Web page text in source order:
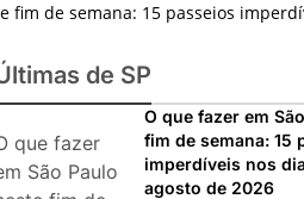
fim de semana: 15 passeios
o Bixiga em um pedaço da Itália
de 2026: festas italianas,
imperdíveis
25 e 26 de julho: festas, shows,
de SP
que fazer
São Paulo
O que fazer em
fim de semana: 15
imperdíveis nos
agosto de 2026